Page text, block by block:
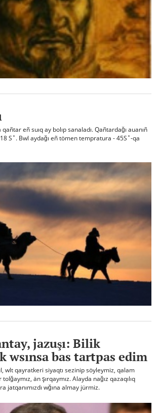
eñ suıq ay bolıp sanaladı. Qañtardağı auanıñ
S˚. Bwl aydağı eñ tömen tempratura - 45S˚-qa
jazuşı: Bilik
wsınsa bas tartpas edim
wlt qayratkeri siyaqtı sezinip söyleymiz, qalam
än şırqaymız. Alayda nağız qazaqılıq
jatqanımızdı wğına almay jürmiz.